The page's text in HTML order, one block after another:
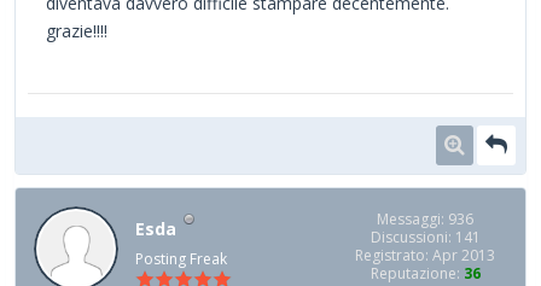
grazie!!!!
Esda
Posting Freak
Messaggi: 936
Discussioni: 141
Registrato: Apr 2013
Reputazione: 36